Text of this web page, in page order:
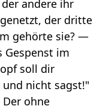
andere ihr
der dritte
gehörte sie? —
Gespenst im
soll dir
nicht sagst!"
ohne